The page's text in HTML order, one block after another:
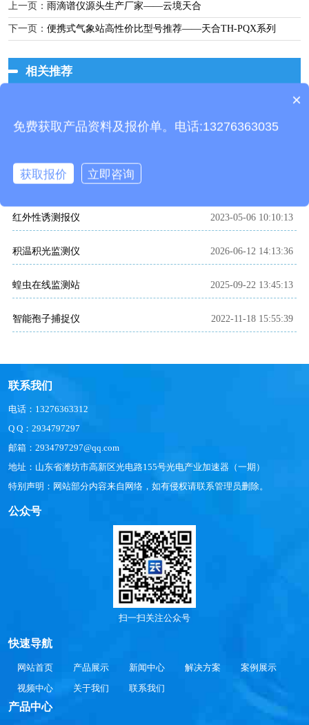
上一页： 雨滴谱仪源头生产厂家——云境天合
下一页： 便携式气象站高性价比型号推荐——天合TH-PQX系列
相关推荐
相关文章
稻飞虱测报仪
红外性诱测报仪 2023-05-06 10:10:13
积温积光监测仪 2026-06-12 14:13:36
蝗虫在线监测站 2025-09-22 13:45:13
智能孢子捕捉仪 2022-11-18 15:55:39
联系我们
电话：13276363312
Q Q：2934797297
邮箱：2934797297@qq.com
地址：山东省潍坊市高新区光电路155号光电产业加速器（一期）
特别声明：网站部分内容来自网络，如有侵权请联系管理员删除。
公众号
扫一扫关注公众号
快速导航
网站首页 产品展示 新闻中心 解决方案
案例展示
视频中心
关于我们 联系我们
产品中心
产品包含安装吗？
×
免费获取产品资料及报价单。电话:13276363035
获取报价 立即咨询